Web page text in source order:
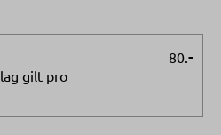
gilt pro
80. -